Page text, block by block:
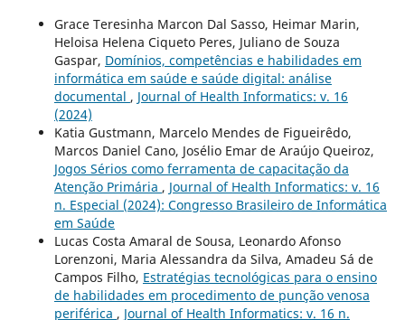
Grace Teresinha Marcon Dal Sasso, Heimar Marin,
Heloisa Helena Ciqueto Peres, Juliano de Souza
Gaspar, Domínios, competências e habilidades em
informática em saúde e saúde digital: análise
documental , Journal of Health Informatics: v. 16
(2024)
Katia Gustmann, Marcelo Mendes de Figueirêdo,
Marcos Daniel Cano, Josélio Emar de Araújo Queiroz,
Jogos Sérios como ferramenta de capacitação da
Atenção Primária , Journal of Health Informatics: v. 16
n. Especial (2024): Congresso Brasileiro de Informática
em Saúde
Lucas Costa Amaral de Sousa, Leonardo Afonso
Lorenzoni, Maria Alessandra da Silva, Amadeu Sá de
Campos Filho, Estratégias tecnológicas para o ensino
de habilidades em procedimento de punção venosa
periférica , Journal of Health Informatics: v. 16 n.